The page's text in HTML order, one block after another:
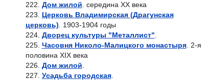
Дом жилой . середина XX века
Церковь Владимирская (Драгунская
церковь) . 1903-1904 годы
Дворец культуры "Металлист"
Часовня Николо-Малицкого монастыря. 2-я
половина XIX века
Дом жилой
Усадьба городская.